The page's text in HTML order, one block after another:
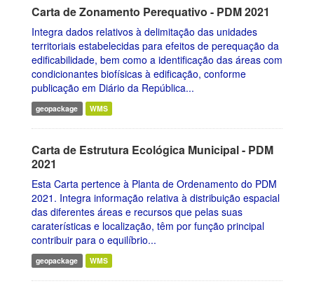
Carta de Zonamento Perequativo - PDM 2021
Integra dados relativos à delimitação das unidades
territoriais estabelecidas para efeitos de perequação da
edificabilidade, bem como a identificação das áreas com
condicionantes biofísicas à edificação, conforme
publicação em Diário da República...
geopackage WMS
Carta de Estrutura Ecológica Municipal - PDM
2021
Esta Carta pertence à Planta de Ordenamento do PDM
2021. Integra informação relativa à distribuição espacial
das diferentes áreas e recursos que pelas suas
caraterísticas e localização, têm por função principal
contribuir para o equilíbrio...
geopackage WMS